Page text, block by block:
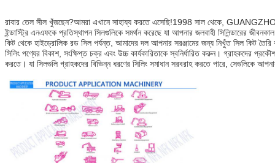
রাবার তেল সীল খুঁজছেন?আমরা এখানে সাহায্য করতে এসেছি!1998 সাল থেকে,
ইন্ডাস্ট্রি এনএফকে প্রতিস্থাপন সিলগুলিকে সমর্থন করেছে যা আপনার জলবাহী সিলিন্ডারের
কিট থেকে হাইড্রোলিক রড সিল পর্যন্ত, আমাদের দল আপনার সরঞ্জামের জন্য নিখুঁত সিল কিট
সিলিং পণ্যের বিকাশ, সংক্ষিপ্ত চক্র এবং উচ্চ কার্যকারিতাকে স্বনির্ধারিত করুন। গ্রাহকদের
করতে। যা সিলগুলি গ্রাহকদের বিভিন্ন ধরণের সিলিং সমাধান সরবরাহ করতে পারে, সেগুলিকে